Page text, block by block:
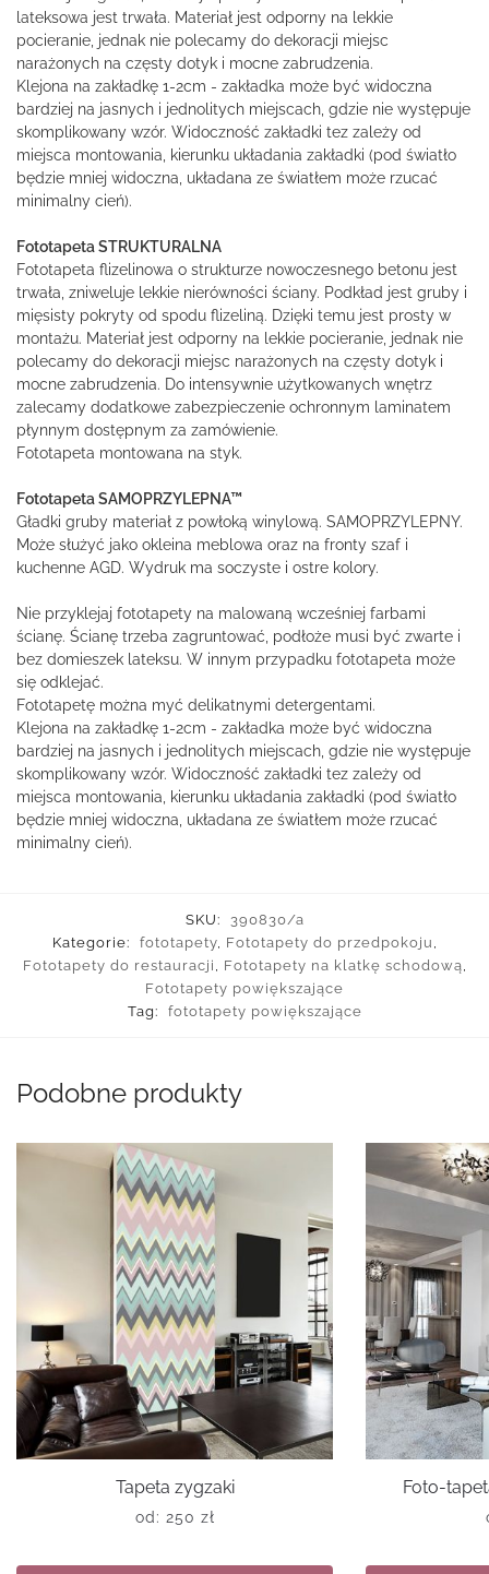
lateksowa jest trwała. Materiał jest odporny na lekkie
pocieranie, jednak nie polecamy do dekoracji miejsc
narażonych na częsty dotyk i mocne zabrudzenia.
Klejona na zakładkę 1-2cm - zakładka może być widoczna
bardziej na jasnych i jednolitych miejscach, gdzie nie występuje
skomplikowany wzór. Widoczność zakładki tez zależy od
miejsca montowania, kierunku układania zakładki (pod światło
będzie mniej widoczna, układana ze światłem może rzucać
minimalny cień).
Fototapeta STRUKTURALNA
Fototapeta flizelinowa o strukturze nowoczesnego betonu jest
trwała, zniweluje lekkie nierówności ściany. Podkład jest gruby i
mięsisty pokryty od spodu flizeliną. Dzięki temu jest prosty w
montażu. Materiał jest odporny na lekkie pocieranie, jednak nie
polecamy do dekoracji miejsc narażonych na częsty dotyk i
mocne zabrudzenia. Do intensywnie użytkowanych wnętrz
zalecamy dodatkowe zabezpieczenie ochronnym laminatem
płynnym dostępnym za zamówienie.
Fototapeta montowana na styk.
Fototapeta SAMOPRZYLEPNA™
Gładki gruby materiał z powłoką winylową. SAMOPRZYLEPNY.
Może służyć jako okleina meblowa oraz na fronty szaf i
kuchenne AGD. Wydruk ma soczyste i ostre kolory.
Nie przyklejaj fototapety na malowaną wcześniej farbami
ścianę. Ścianę trzeba zagruntować, podłoże musi być zwarte i
bez domieszek lateksu. W innym przypadku fototapeta może
się odklejać.
Fototapetę można myć delikatnymi detergentami.
Klejona na zakładkę 1-2cm - zakładka może być widoczna
bardziej na jasnych i jednolitych miejscach, gdzie nie występuje
skomplikowany wzór. Widoczność zakładki tez zależy od
miejsca montowania, kierunku układania zakładki (pod światło
będzie mniej widoczna, układana ze światłem może rzucać
minimalny cień).
SKU:
390830/a
Kategorie:
fototapety, Fototapety do przedpokoju ,
Fototapety do restauracji , Fototapety na klatkę schodową,
Fototapety powiększające
Tag:
fototapety powiększające
Podobne produkty
Tapeta zygzaki
od: 250 zł
Foto-